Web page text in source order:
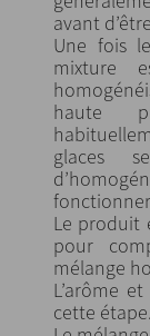
avant
Une fois
mixture
haute
glaces
Le produit
pour
mélange
L’arôme
cette étape.